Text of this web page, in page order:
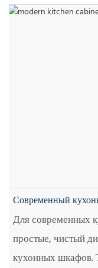
Современный
Для современных
простые, чистый
кухонных шкафов.